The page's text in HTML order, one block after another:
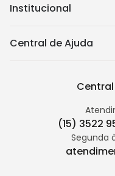
Institucional
Central de Ajuda
(15) 3522
Segunda